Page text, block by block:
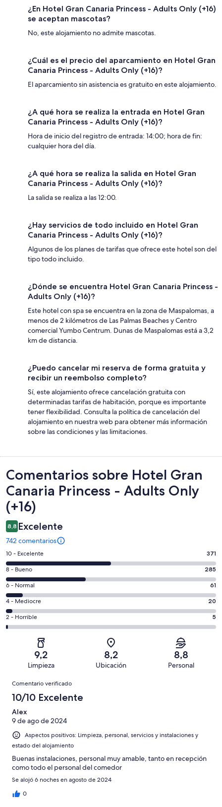
¿En Hotel Gran Canaria Princess - Adults Only (+16)
se aceptan mascotas?
No, este alojamiento no admite mascotas.
¿Cuál es el precio del aparcamiento en Hotel Gran
Canaria Princess - Adults Only (+16)?
El aparcamiento sin asistencia es gratuito en este alojamiento.
¿A qué hora se realiza la entrada en Hotel Gran
Canaria Princess - Adults Only (+16)?
Hora de inicio del registro de entrada: 14:00; hora de fin:
cualquier hora del día.
¿A qué hora se realiza la salida en Hotel Gran
Canaria Princess - Adults Only (+16)?
La salida se realiza a las 12:00.
¿Hay servicios de todo incluido en Hotel Gran
Canaria Princess - Adults Only (+16)?
Algunos de los planes de tarifas que ofrece este hotel son del
tipo todo incluido.
¿Dónde se encuentra Hotel Gran Canaria Princess -
Adults Only (+16)?
Este hotel con spa se encuentra en la zona de Maspalomas, a
menos de 2 kilómetros de Las Palmas Beaches y Centro
comercial Yumbo Centrum. Dunas de Maspalomas está a 3,2
km de distancia.
¿Puedo cancelar mi reserva de forma gratuita y
recibir un reembolso completo?
Sí, este alojamiento ofrece cancelación gratuita con
determinadas tarifas de habitación, porque es importante
tener flexibilidad. Consulta la política de cancelación del
alojamiento en nuestra web para obtener más información
sobre las condiciones y las limitaciones.
Comentarios
Comentarios sobre Hotel Gran
Canaria Princess - Adults Only
(+16)
8,8 Excelente
742 comentarios
371
comentarios
de
un
total
de
742
con
puntuación
10 - Excelente 371
285
comentarios
de
un
total
de
742
puntuación
Bueno
8 - Bueno 285
61
comentarios
de
un
total
puntuación
Normal
6 - Normal 61
20
comentarios
de
una
puntuación
Mediocre
4 - Mediocre 20
5
comentarios
742
una
puntuación
de
2 - Horrible 5
9,2
Limpieza
8,2
Ubicación
8,8
Personal
Comentarios
Comentario verificado
10/10 Excelente
Alex
9 de ago de 2024
Aspectos positivos: Limpieza, personal, servicios y instalaciones y
estado del alojamiento
Buenas instalaciones, personal muy amable, tanto en recepción
como todo el personal del comedor
Se alojó 6 noches en agosto de 2024
0